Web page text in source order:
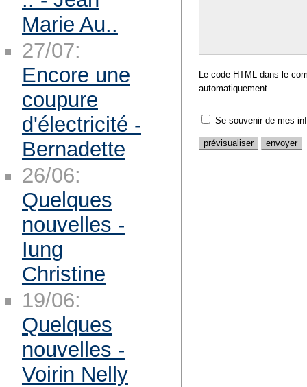
Le code HTML dans le
automatiquement.
Se souvenir de mes
Marie Au..
27/07:
Encore une
coupure
d'électricité -
Bernadette
26/06:
Quelques
nouvelles -
Iung
Christine
19/06:
Quelques
nouvelles -
Voirin Nelly